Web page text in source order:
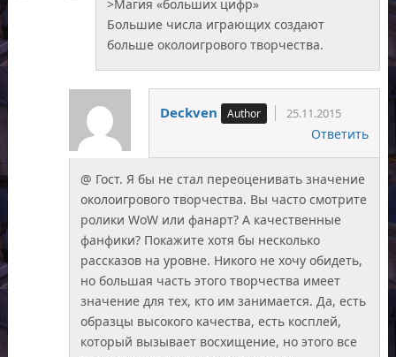
>Магия «больших цифр»
Большие числа играющих создают
больше околоигрового творчества.
Deckven 25.11.2015
Ответить
@ Гост. Я бы не стал переоценивать значение
околоигрового творчества. Вы часто смотрите
ролики WoW или фанарт? А качественные
фанфики? Покажите хотя бы несколько
рассказов на уровне. Никого не хочу обидеть,
но большая часть этого творчества имеет
значение для тех, кто им занимается. Да, есть
образцы высокого качества, есть косплей,
который вызывает восхищение, но этого все